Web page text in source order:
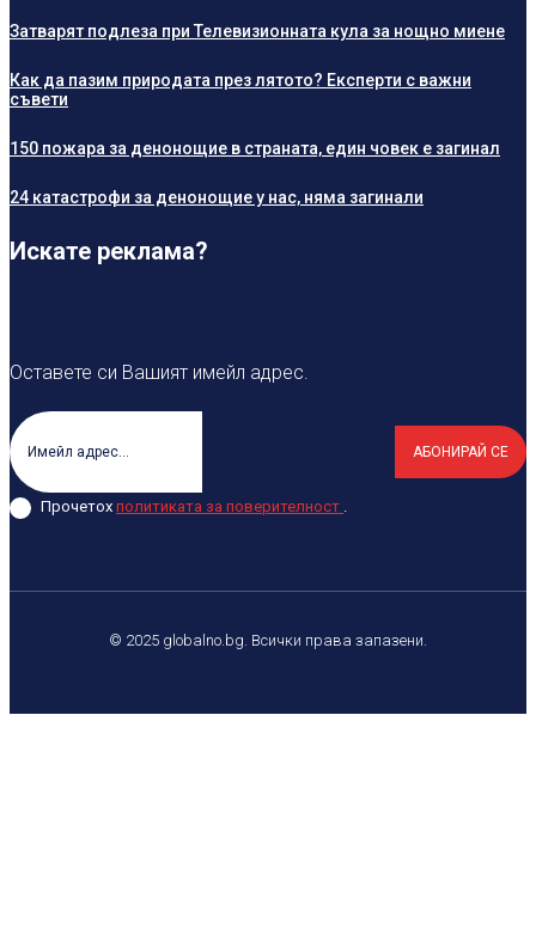
Затварят подлеза при Телевизионната кула за нощно миене
Как да пазим природата през лятото? Експерти с важни
съвети
150 пожара за денонощие в страната, един човек е загинал
24 катастрофи за денонощие у нас, няма загинали
Искате реклама?
Оставете си Вашият имейл адрес.
АБОНИРАЙ СЕ
Прочетох политиката за поверителност .
© 2025 globalno.bg. Всички права запазени.